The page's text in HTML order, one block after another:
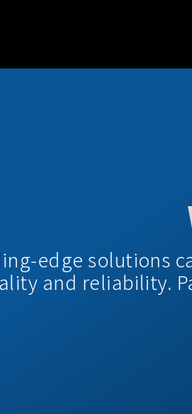
edge solutions
and reliability.